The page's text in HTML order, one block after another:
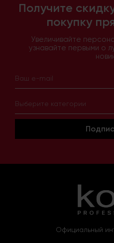
Получите
покупку
Увеличивайте
узнавайте первыми о
Выберите категории
Официальный